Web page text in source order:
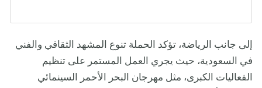
إلى جانب الرياضة، تؤكد الحملة تنوع المشهد الثقافي والفني
في السعودية، حيث يجري العمل المستمر على تنظيم
الفعاليات الكبرى، مثل مهرجان البحر الأحمر السينمائي